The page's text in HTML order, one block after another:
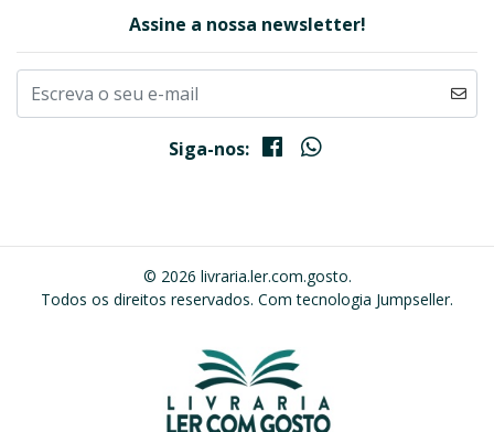
Assine a nossa newsletter!
Siga-nos:
© 2026 livraria.ler.com.gosto.
Todos os direitos reservados. Com tecnologia Jumpseller.